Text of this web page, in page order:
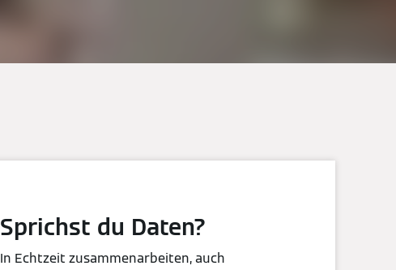
Sprichst du Daten?
In Echtzeit zusammenarbeiten, auch